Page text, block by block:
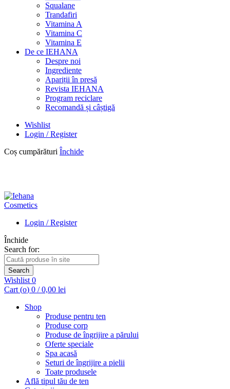
Squalane
Trandafiri
Vitamina A
Vitamina C
Vitamina E
De ce IEHANA
Despre noi
Ingrediente
Apariții în presă
Revista IEHANA
Program reciclare
Recomandă și câștigă
Wishlist
Login / Register
Coș cumpărături Închide
Login / Register
Închide
Search for:
Search
Wishlist 0
Cart (o) 0 / 0,00 lei
Shop
Produse pentru ten
Produse corp
Produse de îngrijire a părului
Oferte speciale
Spa acasă
Seturi de îngrijire a pielii
Toate produsele
Află tipul tău de ten